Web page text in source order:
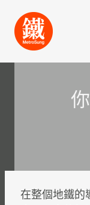
content
在整個地鐵的